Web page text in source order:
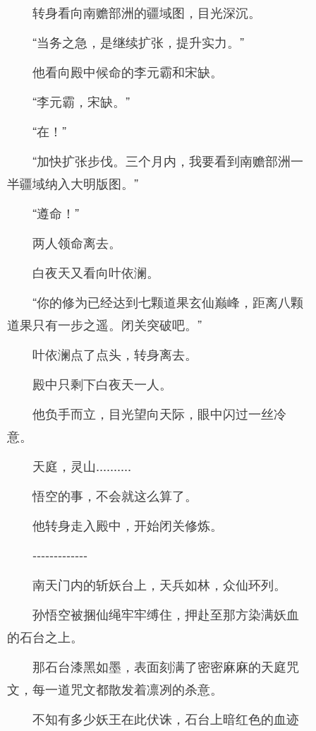
转身看向南赡部洲的疆域图，目光深沉。
“当务之急，是继续扩张，提升实力。”
他看向殿中候命的李元霸和宋缺。
“李元霸，宋缺。”
“在！”
“加快扩张步伐。三个月内，我要看到南赡部洲一
半疆域纳入大明版图。”
“遵命！”
两人领命离去。
白夜天又看向叶依澜。
“你的修为已经达到七颗道果玄仙巅峰，距离八颗
道果只有一步之遥。闭关突破吧。”
叶依澜点了点头，转身离去。
殿中只剩下白夜天一人。
他负手而立，目光望向天际，眼中闪过一丝冷
意。
天庭，灵山..........
悟空的事，不会就这么算了。
他转身走入殿中，开始闭关修炼。
-------------
南天门内的斩妖台上，天兵如林，众仙环列。
孙悟空被捆仙绳牢牢缚住，押赴至那方染满妖血
的石台之上。
那石台漆黑如墨，表面刻满了密密麻麻的天庭咒
文，每一道咒文都散发着凛冽的杀意。
不知有多少妖王在此伏诛，石台上暗红色的血迹